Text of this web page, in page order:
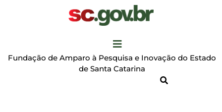
Fundação de Amparo à Pesquisa e Inovação do Estado
de Santa Catarina